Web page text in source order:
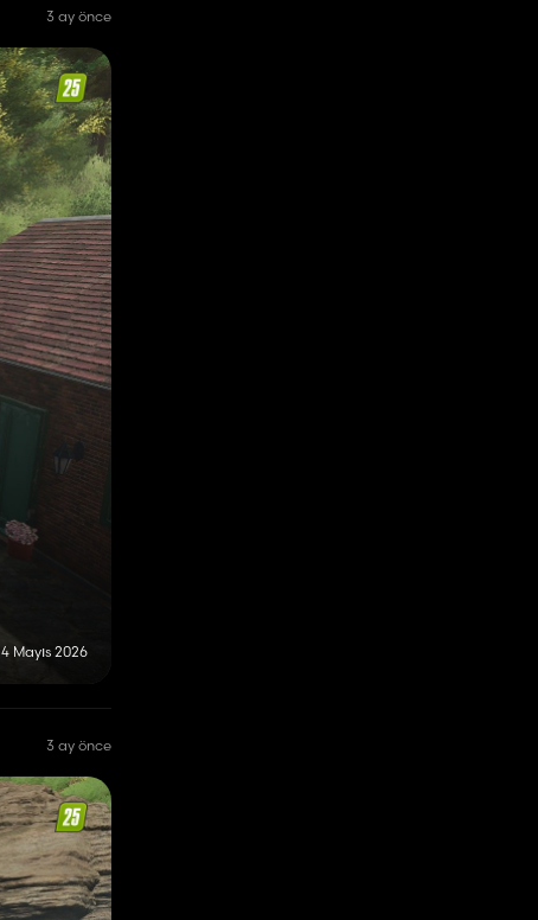
3 ay önce
4 Mayıs 2026
3 ay önce